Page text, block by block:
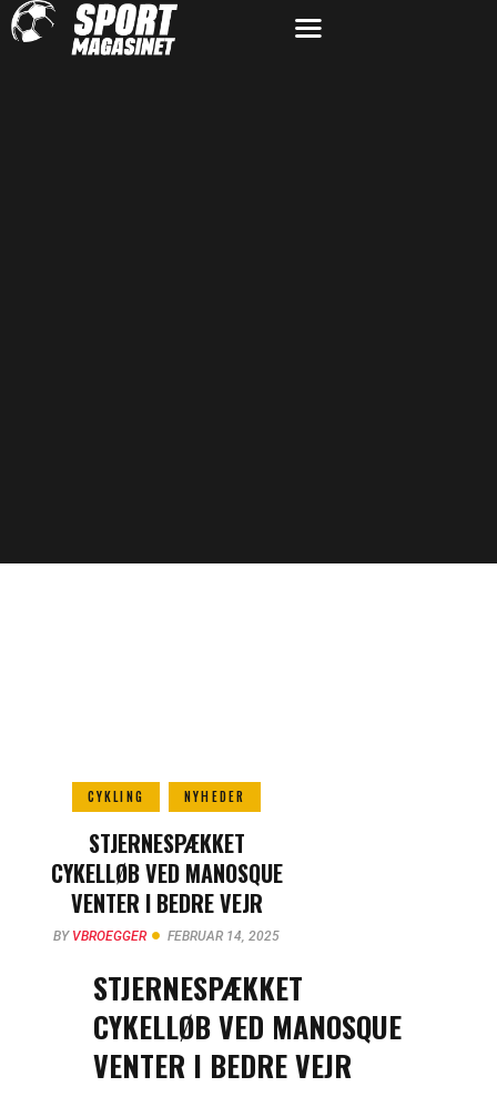
CYKLING NYHEDER
STJERNESPÆKKET
CYKELLØB VED MANOSQUE
VENTER I BEDRE VEJR
BY VBROEGGER FEBRUAR 14, 2025
STJERNESPÆKKET
CYKELLØB VED MANOSQUE
VENTER I BEDRE VEJR